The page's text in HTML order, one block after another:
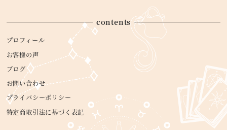
contents
プロフィール
お客様の声
ブログ
お問い合わせ
プライバシーポリシー
特定商取引法に基づく表記